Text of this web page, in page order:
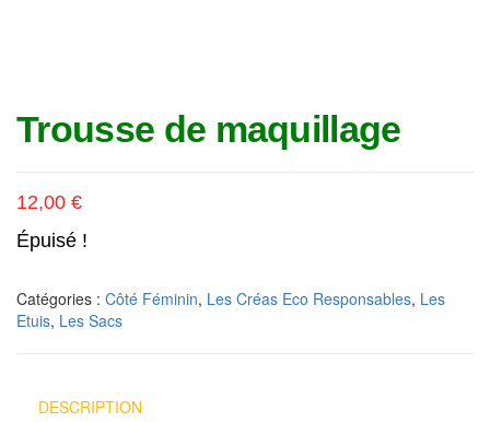
Trousse de maquillage
12,00 €
Épuisé !
Catégories : Côté Féminin, Les Créas Eco Responsables, Les
Etuis, Les Sacs
DESCRIPTION